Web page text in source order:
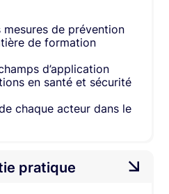
de prévention
de formation
d’application
en santé et sécurité
chaque acteur dans le
pratique